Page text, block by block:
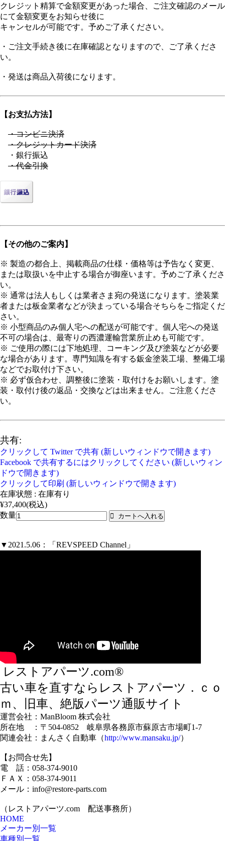
クレジット精算で金額変更があった場合、ご注文確認のメール
にて金額変更をお知らせ後に
キャンセルが可能です。予めご了承ください。
・ご注文手続き後に在庫確認となりますので、ご了承くださ
い。
・発送は商品入荷後になります。
【お支払方法】
・コンビニ決済
・クレジットカード決済
・銀行振込
・代金引換
【その他のご案内】
※ 製造の都合上、掲載商品の仕様・価格等は予告なく変更、
または取扱いを中止する場合が御座います。予めご了承くださ
い。
※ 通常は法人もしくは業者さま宛の発送になります。塗装業
者または板金業者などが決まっている場合そちらをご指定くだ
さい。
※ 小型商品のみ個人宅への配送が可能です。個人宅への発送
不可の場合は、最寄りの西濃運輸営業所止めも可能です。
※ ご使用の際には下地処理、コーキング及び塗装などが必要
な場合があります。専門知識を有する鈑金塗装工場、整備工場
などでお取付け下さい。
※ 必ず仮合わせ、調整後に塗装・取付けをお願いします。塗
装・取付け後の返品・交換などは出来ません。ご注意くださ
い。
共有:
クリックして Twitter で共有 (新しいウィンドウで開きます)
Facebook で共有するにはクリックしてください (新しいウィン
ドウで開きます)
クリックして印刷 (新しいウィンドウで開きます)
在庫状態 : 在庫有り
¥37,400(税込)
数量
▼2021.5.06：「REVSPEED Channel」
レストアパーツ.com®
古い車を直すならレストアパーツ．ｃｏ
ｍ、旧車、絶版パーツ通販サイト
運営会社：ManBloom 株式会社
所在地 ：〒504-0852 岐阜県各務原市蘇原古市場町1-7
関連会社：まんさく自動車（http://www.mansaku.jp/）
【お問合せ先】
電 話：058-374-9010
ＦＡＸ：058-374-9011
メール：info@restore-parts.com
（レストアパーツ.com 配送事務所）
HOME
メーカー別一覧
車種別一覧